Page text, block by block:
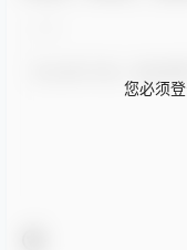
您必须